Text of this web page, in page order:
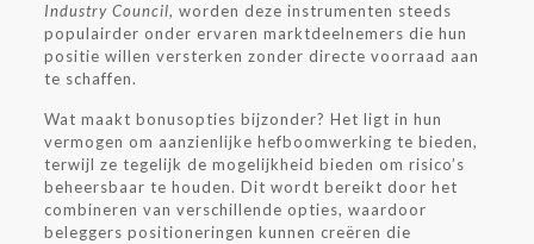
Industry Council, worden deze instrumenten steeds
populairder onder ervaren marktdeelnemers die hun
positie willen versterken zonder directe voorraad aan
te schaffen.
Wat maakt bonusopties bijzonder? Het ligt in hun
vermogen om aanzienlijke hefboomwerking te bieden,
terwijl ze tegelijk de mogelijkheid bieden om risico’s
beheersbaar te houden. Dit wordt bereikt door het
combineren van verschillende opties, waardoor
beleggers positioneringen kunnen creëren die